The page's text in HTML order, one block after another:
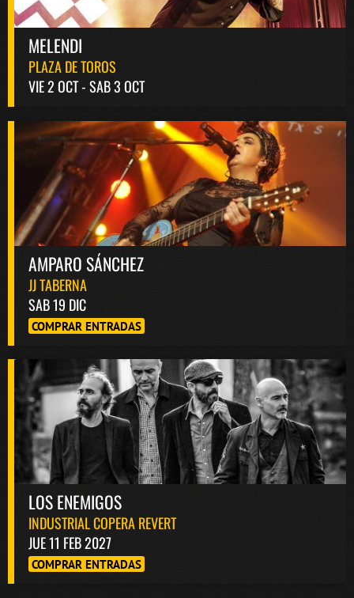
MELENDI
PLAZA DE TOROS
VIE 2 OCT - SAB 3 OCT
AMPARO SÁNCHEZ
JJ TABERNA
SAB 19 DIC
COMPRAR ENTRADAS
LOS ENEMIGOS
INDUSTRIAL COPERA REVERT
JUE 11 FEB 2027
COMPRAR ENTRADAS